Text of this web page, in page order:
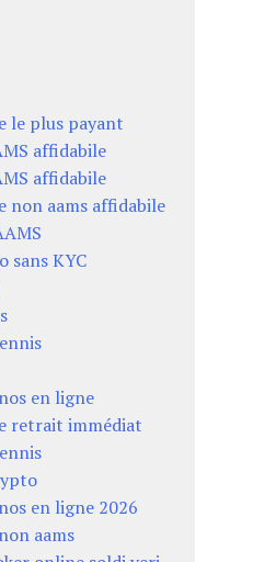
le plus payant
affidabile
affidabile
non aams affidabile
sans KYC
en ligne
retrait immédiat
en ligne 2026
aams